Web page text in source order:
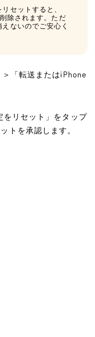
セットすると、
除されます。ただ
ないのでご安心く
「転送またはiPhone
をリセット」をタップ
トを承認します。